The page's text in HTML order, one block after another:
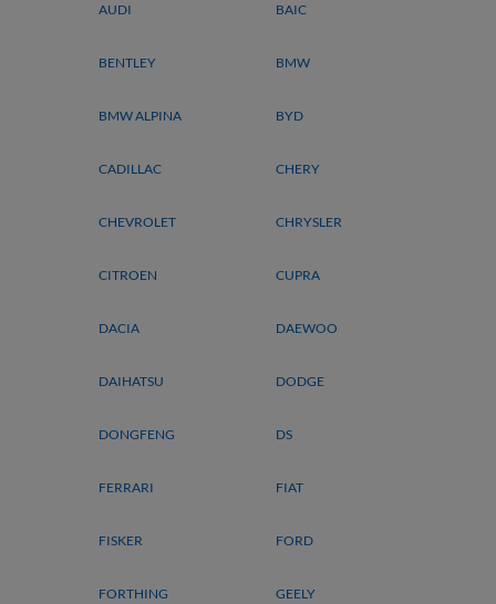
AUDI BAIC
BENTLEY BMW
BMW ALPINA BYD
CADILLAC CHERY
CHEVROLET CHRYSLER
CITROEN CUPRA
DACIA DAEWOO
DAIHATSU DODGE
DONGFENG DS
FERRARI FIAT
FISKER FORD
FORTHING GEELY